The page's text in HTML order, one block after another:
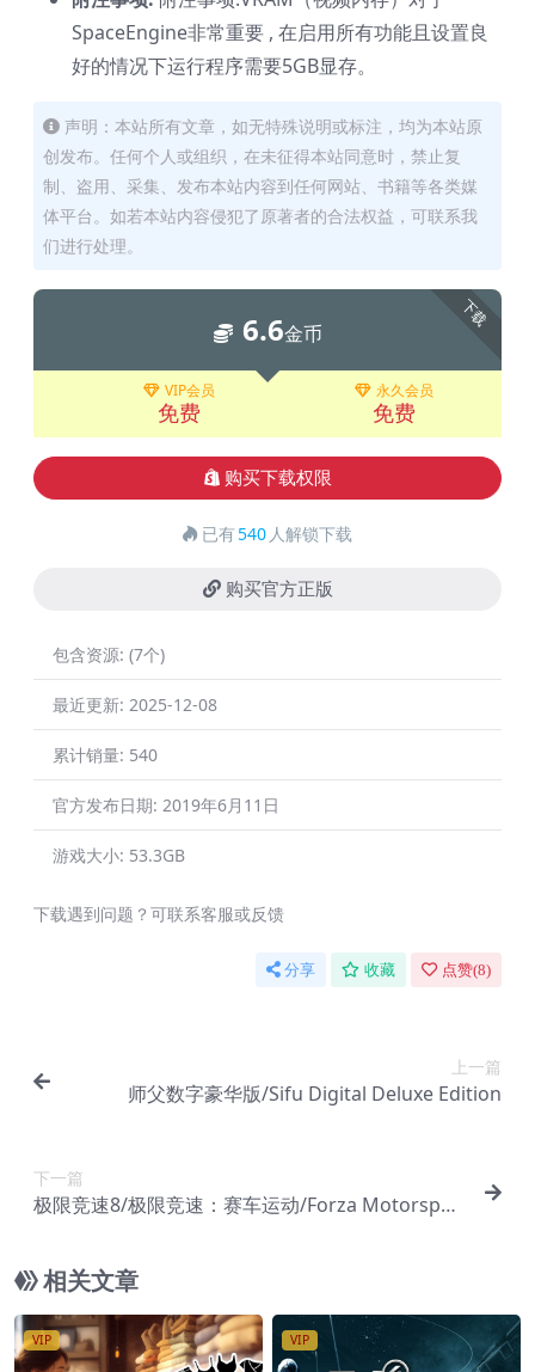
SpaceEngine非常重要 , 在启用所有功能且设置良
好的情况下运行程序需要5GB显存。
声明：本站所有文章，如无特殊说明或标注，均为本站原
创发布。任何个人或组织，在未征得本站同意时，禁止复
制、盗用、采集、发布本站内容到任何网站、书籍等各类媒
体平台。如若本站内容侵犯了原著者的合法权益，可联系我
们进行处理。
下载
6.6金币
VIP会员
免费
永久会员
免费
购买下载权限
已有540 人解锁下载
购买官方正版
包含资源: (7个)
最近更新: 2025-12-08
累计销量: 540
官方发布日期: 2019年6月11日
游戏大小: 53.3GB
下载遇到问题？可联系客服或反馈
分享 收藏 点赞(8)
上一篇
师父数字豪华版/Sifu Digital Deluxe Edition
下一篇
极限竞速8/极限竞速：赛车运动/Forza Motorspor
相关文章
VIP VIP